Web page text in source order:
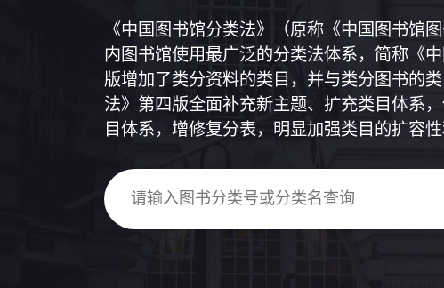
《中国图书馆分类法》（原称《中国图书馆
内图书馆使用最广泛的分类法体系，简称《
版增加了类分资料的类目，并与类分图书的
法》第四版全面补充新主题、扩充类目体系
目体系，增修复分表，明显加强类目的扩容性